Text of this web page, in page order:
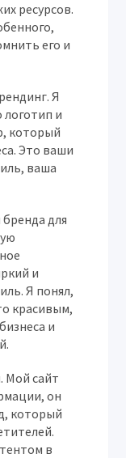
ресурсов.
его и
Я
логотип и
который
Это ваши
ваша
для
и
Я понял,
красивым,
и
Мой сайт
он
который
в